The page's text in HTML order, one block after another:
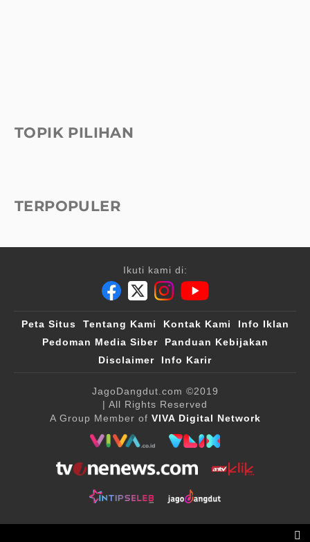
TOPIK PILIHAN
TERPOPULER
Ikuti kami di:
Peta Situs Tentang Kami Kontak Kami
Info Iklan
Pedoman Media Siber
Panduan Kebijakan
Disclaimer
Info Karir
JagoDangdut.com ©2019
| All Rights Reserved
A Group Member of VIVA Digital Network
